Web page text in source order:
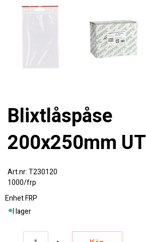
Blixtlåspåse
200x250mm UT
T230120
1000/frp
EnhetFRP
I lager